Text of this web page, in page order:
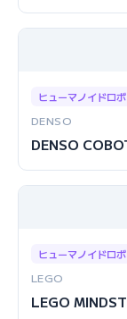
ヒューマノイドロ
DENSO
DENSO
ヒューマノイドロ
LEGO
LEGO